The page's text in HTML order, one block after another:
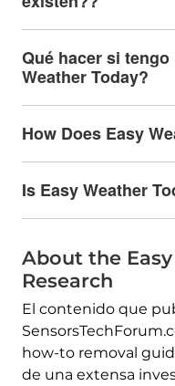
Qué hacer si
Weather Today?
How Does Easy
Is Easy Weather
About the
Research
El contenido que
how-to removal
de una extensa